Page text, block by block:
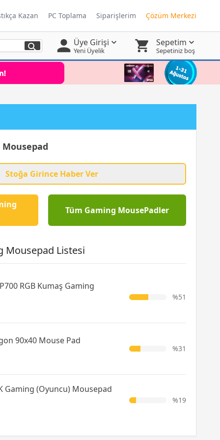
Kazan PC Toplama Siparişlerim Çözüm Merkezi
Üye Girişi
Yeni Üyelik
Sepetim
Sepetiniz boş
Stoğa Girince Haber Ver
Tüm Gaming MousePadler
Mousepad Listesi
RGB Kumaş Gaming
%51
90x40 Mouse Pad
%31
Gaming (Oyuncu) Mousepad
%19